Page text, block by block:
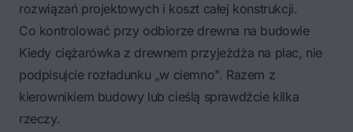
rozwiązań projektowych i koszt całej konstrukcji.
Co kontrolować przy odbiorze drewna na budowie
Kiedy ciężarówka z drewnem przyjeżdża na plac, nie
podpisujcie rozładunku „w ciemno". Razem z
kierownikiem budowy lub cieślą sprawdźcie kilka
rzeczy.